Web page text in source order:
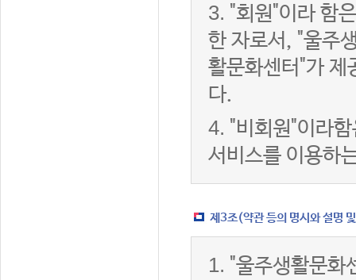
3. "회원"이라 함
한 자로서, "울주
활문화센터"가 제
다.
4. "비회원"이라
서비스를 이용하
제3조(약관 등의 명시와 설명
1. "울주생활문화